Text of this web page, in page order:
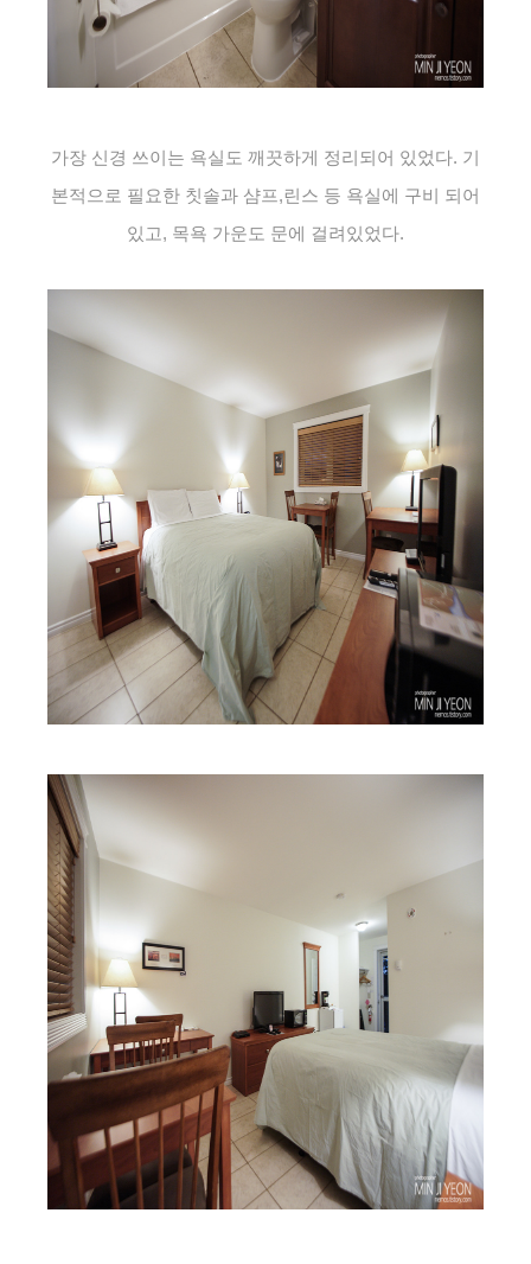
가장 신경 쓰이는 욕실도 깨끗하게 정리되어 있었다. 기
본적으로 필요한 칫솔과 샴프,린스 등 욕실에 구비 되어
있고, 목욕 가운도 문에 걸려있었다.